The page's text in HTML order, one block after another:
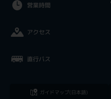
営業時間
アクセス
直行バス
ガイドマップ(日本語)